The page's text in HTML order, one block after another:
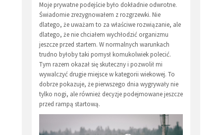
Moje prywatne podejście było dokładnie odwrotne.
Świadomie zrezygnowałem z rozgrzewki. Nie
dlatego, że uważam to za właściwe rozwiązanie, ale
dlatego, że nie chciałem wychłodzić organizmu
jeszcze przed startem. W normalnych warunkach
trudno byłoby taki pomysł komukolwiek polecić.
Tym razem okazał się skuteczny i pozwolił mi
wywalczyć drugie miejsce w kategorii wiekowej. To
dobrze pokazuje, że pierwszego dnia wygrywały nie
tylko nogi, ale również decyzje podejmowane jeszcze
przed rampą startową.